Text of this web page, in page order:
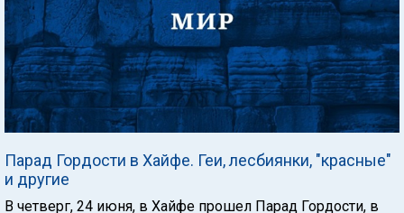
Парад Гордости в Хайфе. Геи, лесбиянки, "красные"
и другие
В четверг, 24 июня, в Хайфе прошел Парад Гордости, в